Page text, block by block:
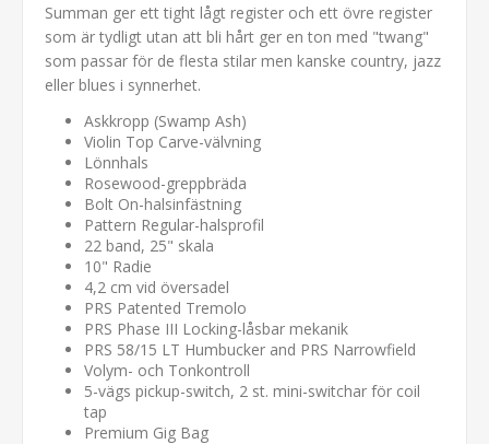
Summan ger ett tight lågt register och ett övre register
som är tydligt utan att bli hårt ger en ton med "twang"
som passar för de flesta stilar men kanske country, jazz
eller blues i synnerhet.
Askkropp (Swamp Ash)
Violin Top Carve-välvning
Lönnhals
Rosewood-greppbräda
Bolt On-halsinfästning
Pattern Regular-halsprofil
22 band, 25" skala
10" Radie
4,2 cm vid översadel
PRS Patented Tremolo
PRS Phase III Locking-låsbar mekanik
PRS 58/15 LT Humbucker and PRS Narrowfield
Volym- och Tonkontroll
5-vägs pickup-switch, 2 st. mini-switchar för coil
tap
Premium Gig Bag